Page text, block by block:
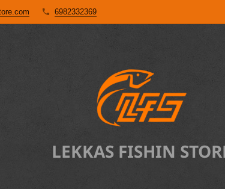
6982332369
LEKKAS FISHIN